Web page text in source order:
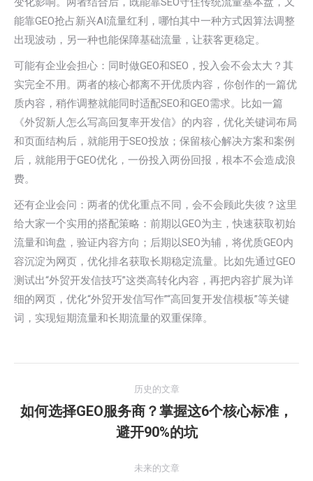
能靠GEO抢占新兴AI流量红利，哪怕其中一种方式因算法调整
出现波动，另一种也能保障基础流量，让获客更稳定。
可能有企业会担心：同时做GEO和SEO，投入会不会太大？其
实完全不用。两者的核心都离不开优质内容，你创作的一篇优
质内容，稍作调整就能同时适配SEO和GEO需求。比如一篇
《外贸新人怎么写高回复率开发信》的内容，优化关键词布局
和页面结构后，就能用于SEO投放；保留核心解决方案和案例
后，就能用于GEO优化，一份投入两份回报，根本不会造成浪
费。
还有企业会问：两者的优化重点不同，会不会顾此失彼？这里
给大家一个实用的搭配策略：前期以GEO为主，快速获取初始
流量和询盘，验证内容方向；后期以SEO为辅，将优质GEO内
容沉淀为网页，优化排名获取长期稳定流量。比如先通过GEO
测试出“外贸开发信技巧”这类高转化内容，再把内容扩展为详
细的网页，优化“外贸开发信写作”“高回复开发信模板”等关键
词，实现短期流量和长期流量的双重保障。
章
历史的文章
历
史
如何选择GEO服务商？掌握这6个核心标准，
避开90%的坑
未来的文章